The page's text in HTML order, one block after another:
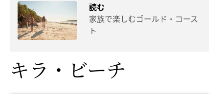
読む
家族で楽しむゴールド・コース
ト
キラ・ビーチ